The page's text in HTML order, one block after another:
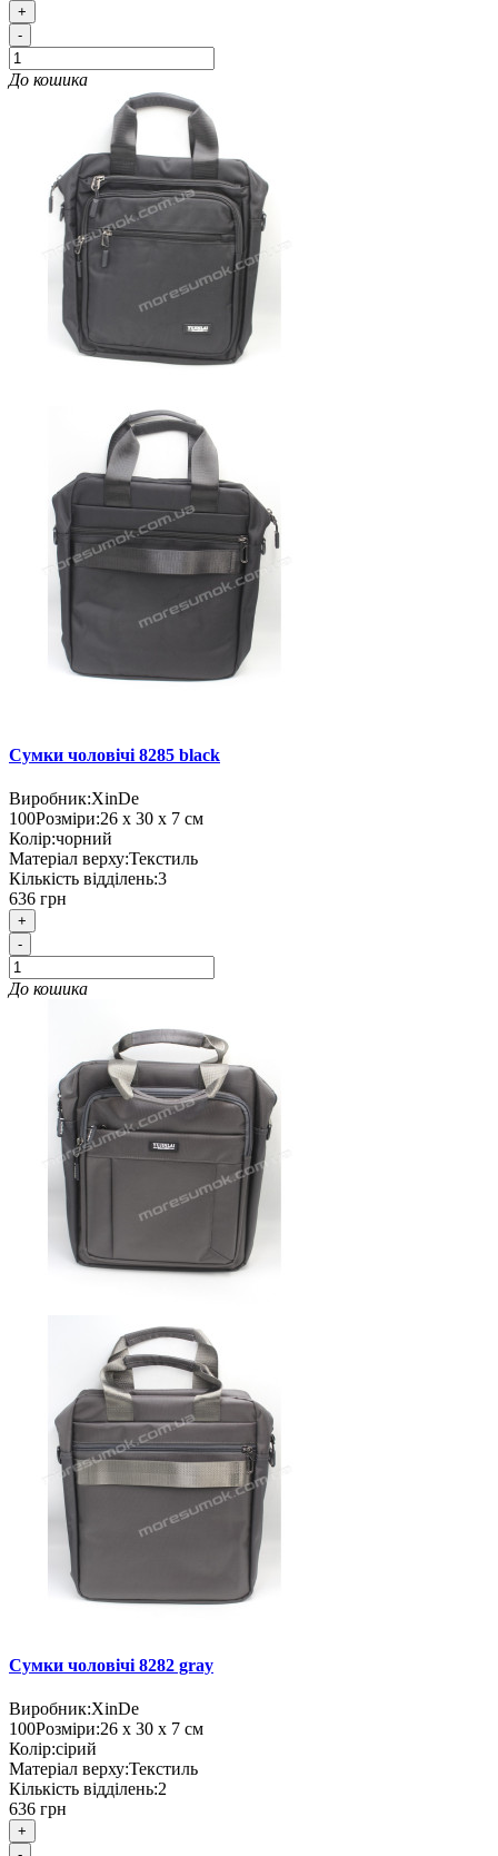
+
-
До кошика
Сумки чоловічі 8285 black
Виробник:XinDe
100Розміри:26 х 30 х 7 см
Колір:чорний
Матеріал верху:Текстиль
Кількість відділень:3
636 грн
+
-
До кошика
Сумки чоловічі 8282 gray
Виробник:XinDe
100Розміри:26 х 30 х 7 см
Колір:сірий
Матеріал верху:Текстиль
Кількість відділень:2
636 грн
+